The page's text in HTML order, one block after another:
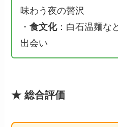
味わう夜の贅沢
・食文化：白石温麺な
出会い
★ 総合評価